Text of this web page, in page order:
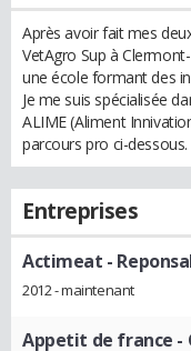
Après avoir fait mes
VetAgro Sup à
une école formant des
Je me suis spécialisée
ALIME (Aliment
parcours pro ci-dessous.
Entreprises
Actimeat -
2012 - maintenant
Appetit de france -